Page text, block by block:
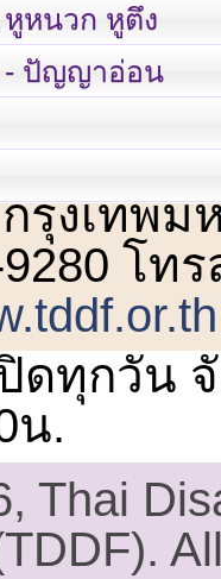
หนวก หูตึง
- ปัญญาอ่อน
ถนนวิ
รุงเทพม
โท
ดทุกวัน
น.
Thai